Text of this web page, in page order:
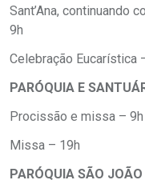
Sant’Ana, continuando
9h
Celebração Eucarística
PARÓQUIA E
Procissão e missa – 9h
Missa – 19h
PARÓQUIA SÃO JOÃO